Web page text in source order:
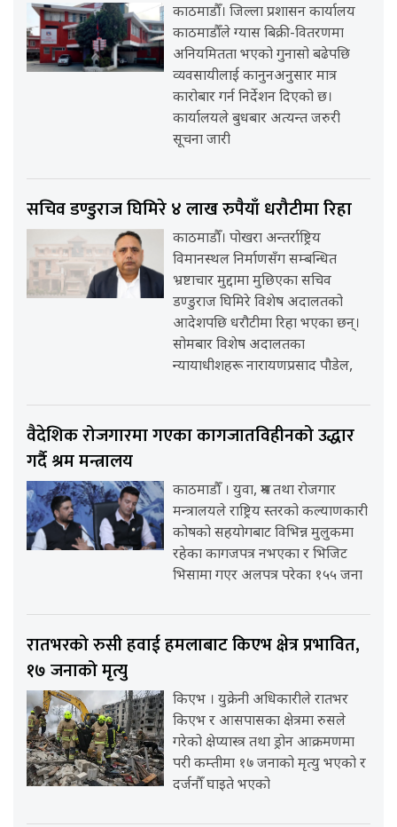
काठमाडौँ। जिल्ला प्रशासन कार्यालय
काठमाडौँले ग्यास बिक्री-वितरणमा
अनियमितता भएको गुनासो बढेपछि
व्यवसायीलाई कानुनअनुसार मात्र
कारोबार गर्न निर्देशन दिएको छ।
कार्यालयले बुधबार अत्यन्त जरुरी
सूचना जारी
सचिव डण्डुराज घिमिरे ४ लाख रुपैयाँ धरौटीमा रिहा
काठमाडौँ। पोखरा अन्तर्राष्ट्रिय
विमानस्थल निर्माणसँग सम्बन्धित
भ्रष्टाचार मुद्दामा मुछिएका सचिव
डण्डुराज घिमिरे विशेष अदालतको
आदेशपछि धरौटीमा रिहा भएका छन्।
सोमबार विशेष अदालतका
न्यायाधीशहरू नारायणप्रसाद पौडेल,
वैदेशिक रोजगारमा गएका कागजातविहीनको उद्धार
गर्दै श्रम मन्त्रालय
काठमाडौँ । युवा, श्रम तथा रोजगार
मन्त्रालयले राष्ट्रिय स्तरको कल्याणकारी
कोषको सहयोगबाट विभिन्न मुलुकमा
रहेका कागजपत्र नभएका र भिजिट
भिसामा गएर अलपत्र परेका १५५ जना
रातभरको रुसी हवाई हमलाबाट किएभ क्षेत्र प्रभावित,
१७ जनाको मृत्यु
किएभ । युक्रेनी अधिकारीले रातभर
किएभ र आसपासका क्षेत्रमा रुसले
गरेको क्षेप्यास्त्र तथा ड्रोन आक्रमणमा
परी कम्तीमा १७ जनाको मृत्यु भएको र
दर्जनौँ घाइते भएको